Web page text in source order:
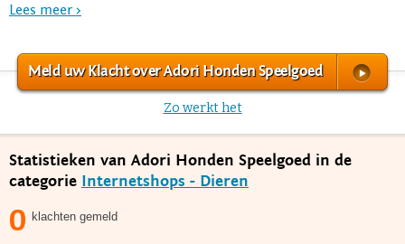
Lees meer >
Meld uw Klacht over Adori Honden Speelgoed
Zo werkt het
Statistieken van Adori Honden Speelgoed in de
categorie Internetshops - Dieren
0 klachten gemeld